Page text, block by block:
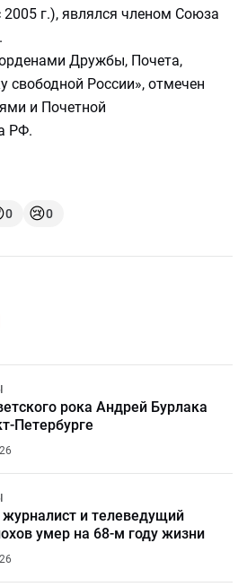
г.), являлся членом Союза
Дружбы, Почета,
России», отмечен
и Почетной
РФ.
0 😢0
рока Андрей Бурлака
Петербурге
журналист и телеведущий
умер на 68-м году жизни